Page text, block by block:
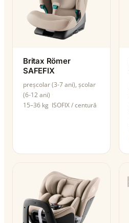
Britax Römer
SAFEFIX
preșcolar (3-7 ani), școlar
(6-12 ani)
15–36 kg ISOFIX / centură